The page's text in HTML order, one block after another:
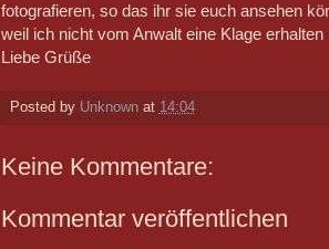
fotografieren, so das ihr sie euch ansehen
weil ich nicht vom Anwalt eine Klage erhalten
Liebe Grüße
Posted by Unknown at 14:04
Keine Kommentare:
Kommentar veröffentlichen